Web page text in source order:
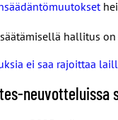
hallitus
ei saa rajoittaa
neuvotteluissa